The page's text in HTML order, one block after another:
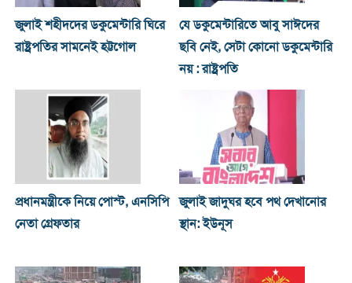
জুলাই শহীদদের ডকুমেন্টারি ঘিরে
রাষ্ট্রপতির সামনেই হট্টগোল
যে ডকুমেন্টারিতে আবু সাঈদের
ছবি নেই, সেটা কোনো ডকুমেন্টারি
নয় : রাষ্ট্রপতি
প্রধানমন্ত্রীকে নিয়ে পোস্ট, এনসিপি
নেতা গ্রেফতার
জুলাই জাদুঘর হবে পথ দেখানোর
স্থান: ইউনূস